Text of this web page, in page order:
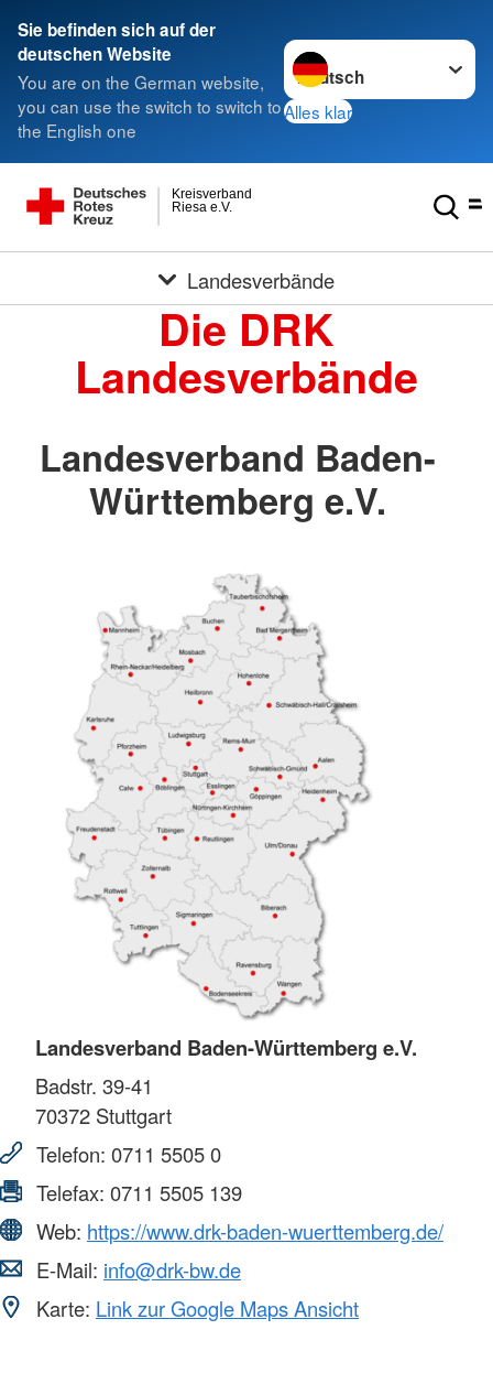
Sie befinden sich auf der
deutschen Website
You are on the German website,
you can use the switch to switch to
the English one
Sprache wechseln zu
Alles klar
Riesa e.V.
Kreisverband
Landesverbände
Die DRK
Landesverbände
Landesverband Baden-
Württemberg e.V.
Landesverband Baden-Württemberg e.V.
Badstr. 39-41
70372 Stuttgart
Telefon: 0711 5505 0
Telefax: 0711 5505 139
Web: https://www.drk-baden-wuerttemberg.de/
E-Mail: info@drk-bw.de
Karte: Link zur Google Maps Ansicht